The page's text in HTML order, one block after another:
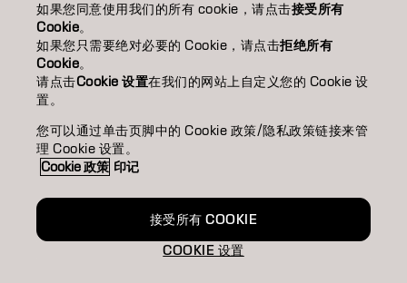
版权声明隐私政策Cookie 政策使用条款无障碍访问
可持续发展承诺
CN | Chinese (Traditional)
Goldwell隶属于
如果您同意使用我们的所有 cookie，请点击接受所有
Cookie。
如果您只需要绝对必要的 Cookie，请点击拒绝所有
Cookie。
请点击Cookie 设置在我们的网站上自定义您的 Cookie 设
置。
您可以通过单击页脚中的 Cookie 政策/隐私政策链接来管
理 Cookie 设置。
Cookie 政策 印记
COOKIE 设置
接受所有 COOKIE